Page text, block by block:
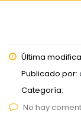
Última
Publicado por:
Categoría:
No hay